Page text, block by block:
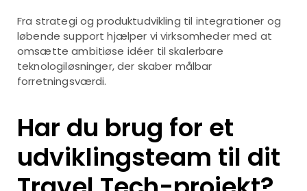
Fra strategi og produktudvikling til integrationer og
løbende support hjælper vi virksomheder med at
omsætte ambitiøse idéer til skalerbare
teknologiløsninger, der skaber målbar
forretningsværdi.
Har du brug for et
udviklingsteam til dit